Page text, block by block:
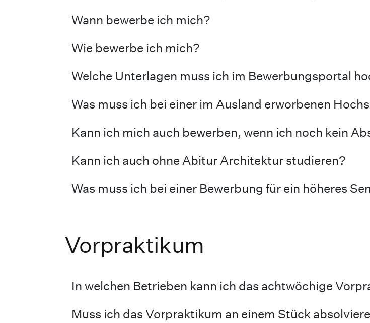
Wann bewerbe ich mich?
Wie bewerbe ich mich?
Welche Unterlagen muss ich im Bewerbungsportal
Was muss ich bei einer im Ausland erworbenen
Kann ich mich auch bewerben, wenn ich noch kein
Kann ich auch ohne Abitur Architektur studieren?
Was muss ich bei einer Bewerbung für ein höheres
Vorpraktikum
In welchen Betrieben kann ich das achtwöchige
Muss ich das Vorpraktikum an einem Stück